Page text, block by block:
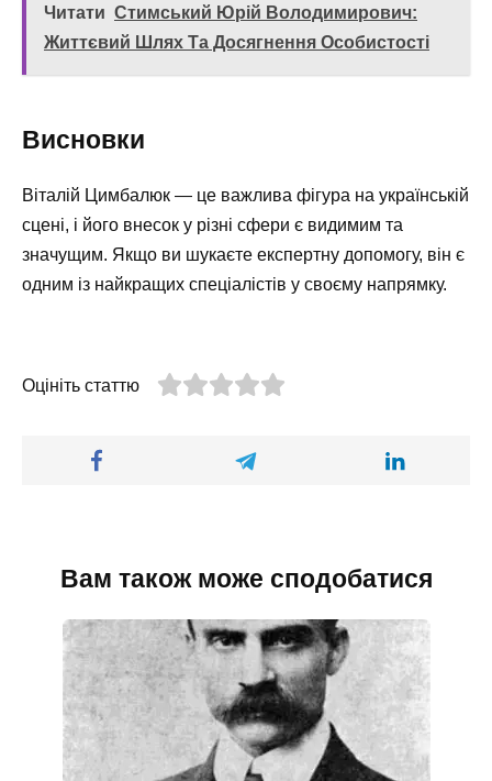
Читати Стимський Юрій Володимирович:
Життєвий Шлях Та Досягнення Особистості
Висновки
Віталій Цимбалюк — це важлива фігура на українській
сцені, і його внесок у різні сфери є видимим та
значущим. Якщо ви шукаєте експертну допомогу, він є
одним із найкращих спеціалістів у своєму напрямку.
Оцініть статтю
Вам також може сподобатися